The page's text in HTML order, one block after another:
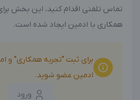
تماس تلفنی اقدام کنید، این بخش
همکاری با ادمین ایجاد شده است.
برای ثبت "تجربه همکاری" و
ادمین عضو شوید.
ورود